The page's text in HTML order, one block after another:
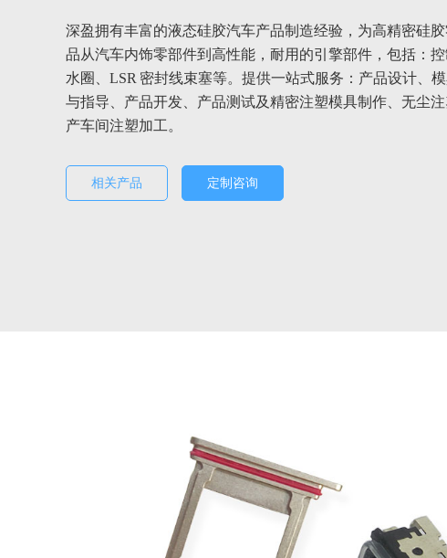
深盈拥有丰富的液态硅胶汽车产品制造经验，为高精密硅
品从汽车内饰零部件到高性能，耐用的引擎部件，包括：
水圈、LSR 密封线束塞等。提供一站式服务：产品设计、
与指导、产品开发、产品测试及精密注塑模具制作、无尘
产车间注塑加工。
相关产品 定制咨询